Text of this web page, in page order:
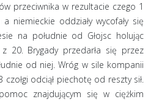
przeciwnika w rezultacie czego 1
niemieckie oddziały wycofały się
na południe od Głojsc holując
20. Brygady przedarła się przez
od niej. Wróg w sile kompanii
odciął piechotę od reszty sił.
znajdującym się w ciężkim